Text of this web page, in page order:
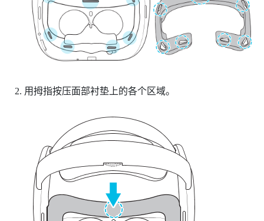
用拇指按压面部衬垫上的各个区域。